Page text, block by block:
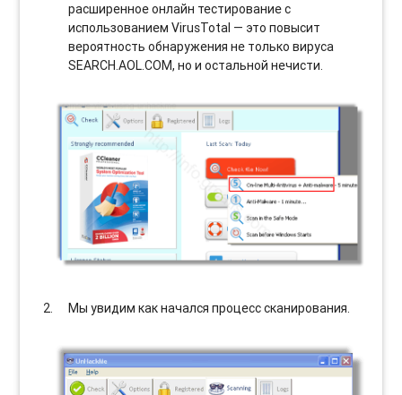
расширенное онлайн тестирование с
использованием VirusTotal — это повысит
вероятность обнаружения не только вируса
SEARCH.AOL.COM, но и остальной нечисти.
Мы увидим как начался процесс сканирования.